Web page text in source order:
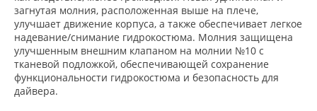
загнутая молния, расположенная выше на плече,
улучшает движение корпуса, а также обеспечивает легкое
надевание/снимание гидрокостюма. Молния защищена
улучшенным внешним клапаном на молнии №10 с
тканевой подложкой, обеспечивающей сохранение
функциональности гидрокостюма и безопасность для
дайвера.